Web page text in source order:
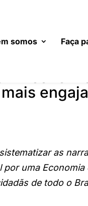
somos Faça
as
uma
de todo o